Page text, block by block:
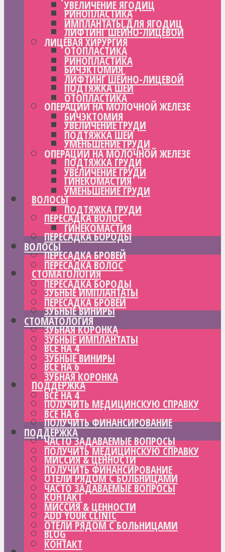
РИНОПЛАСТИКА
ЛИФТИНГ ШЕЙНО-ЛИЦЕВОЙ
ОТОПЛАСТИКА
БИЧЭКТОМИЯ
ПОДТЯЖКА ШЕИ
ОПЕРАЦИИ НА МОЛОЧНОЙ ЖЕЛЕЗЕ
УВЕЛИЧЕНИЕ ГРУДИ
УМЕНЬШЕНИЕ ГРУДИ
ПОДТЯЖКА ГРУДИ
ГИНЕКОМАСТИЯ
ВОЛОСЫ
ПЕРЕСАДКА ВОЛОС
ПЕРЕСАДКА БОРОДЫ
ПЕРЕСАДКА БРОВЕЙ
СТОМАТОЛОГИЯ
ЗУБНЫЕ ИМПЛАНТАТЫ
ЗУБНЫЕ ВИНИРЫ
ЗУБНАЯ КОРОНКА
ВСЕ НА 4
ВСЕ НА 6
ПОДДЕРЖКА
ПОЛУЧИТЬ МЕДИЦИНСКУЮ СПРАВКУ
ПОЛУЧИТЬ ФИНАНСИРОВАНИЕ
ЧАСТО ЗАДАВАЕМЫЕ ВОПРОСЫ
МИССИЯ & ЦЕННОСТИ
ОТЕЛИ РЯДОМ С БОЛЬНИЦАМИ
КОНТАКТ
ADD YOUR CLINIC
BLOG
УВЕЛИЧЕНИЕ ЯГОДИЦ
ИМПЛАНТАТЫ ДЛЯ ЯГОДИЦ
ЛИЦЕВАЯ ХИРУРГИЯ
РИНОПЛАСТИКА
ЛИФТИНГ ШЕЙНО-ЛИЦЕВОЙ
ОТОПЛАСТИКА
БИЧЭКТОМИЯ
ПОДТЯЖКА ШЕИ
ОПЕРАЦИИ НА МОЛОЧНОЙ ЖЕЛЕЗЕ
УВЕЛИЧЕНИЕ ГРУДИ
УМЕНЬШЕНИЕ ГРУДИ
ПОДТЯЖКА ГРУДИ
ГИНЕКОМАСТИЯ
ВОЛОСЫ
ПЕРЕСАДКА ВОЛОС
ПЕРЕСАДКА БОРОДЫ
ПЕРЕСАДКА БРОВЕЙ
СТОМАТОЛОГИЯ
ЗУБНЫЕ ИМПЛАНТАТЫ
ЗУБНЫЕ ВИНИРЫ
ЗУБНАЯ КОРОНКА
ВСЕ НА 4
ВСЕ НА 6
ПОДДЕРЖКА
ПОЛУЧИТЬ МЕДИЦИНСКУЮ СПРАВКУ
ПОЛУЧИТЬ ФИНАНСИРОВАНИЕ
ЧАСТО ЗАДАВАЕМЫЕ ВОПРОСЫ
МИССИЯ & ЦЕННОСТИ
ОТЕЛИ РЯДОМ С БОЛЬНИЦАМИ
КОНТАКТ